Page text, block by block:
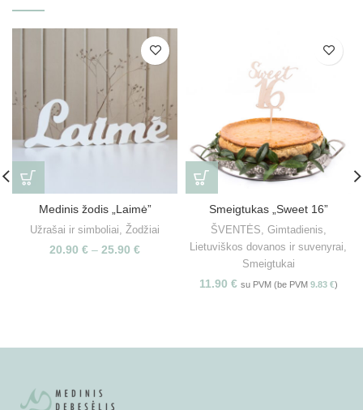
Medinis žodis „Laimė”
Užrašai ir simboliai Žodžiai
20.90 € – 25.90 €
Smeigtukas „Sweet 16”
ŠVENTĖS Gimtadienis
Lietuviškos dovanos ir suvenyrai
Smeigtukai
11.90 € su PVM (be PVM 9.83 €)